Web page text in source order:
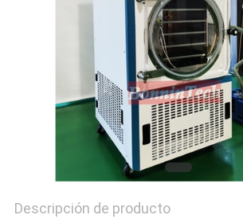
Descripción de producto